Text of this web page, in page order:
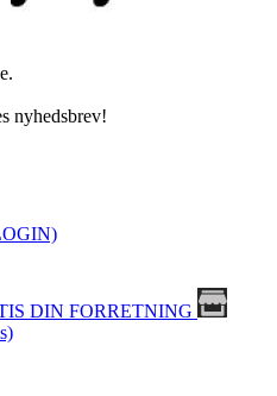
nyhedsbrev!
DIN FORRETNING